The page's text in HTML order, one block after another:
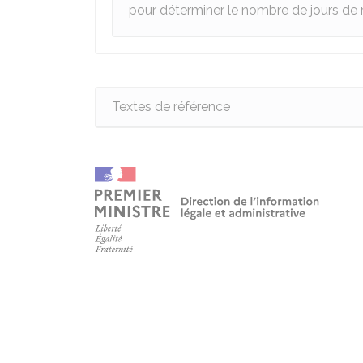
pour déterminer le nombre de jours de
Textes de référence